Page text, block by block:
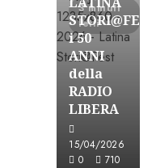
3 minuti
letti
i 50
ANNI
della
RADIO
LIBERA
15/04/2026
0
710
Astorri News